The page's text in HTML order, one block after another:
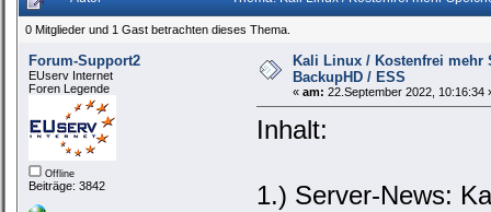
0 Mitglieder und 1 Gast betrachten dieses Thema.
Forum-Support2
EUserv Internet
Foren Legende
Offline
Beiträge: 3842
Kali Linux / Kostenfrei mehr
BackupHD / ESS
« am: 22.September 2022, 10:16:34
Inhalt:
1.) Server-News: